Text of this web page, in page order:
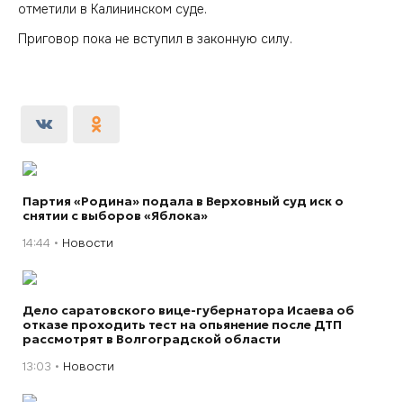
отметили в Калининском суде.
Приговор пока не вступил в законную силу.
Партия «Родина» подала в Верховный суд иск о
снятии с выборов «Яблока»
14:44 Новости
Дело саратовского вице-губернатора Исаева об
отказе проходить тест на опьянение после ДТП
рассмотрят в Волгоградской области
13:03 Новости